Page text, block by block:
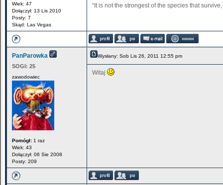
Wiek: 47
Dołączył: 13 Lis 2010
Posty: 7
Skąd: Las Vegas
“It is not the strongest of the species that
PanParowka
SOGI: 25
zawodowiec
Pomógł: 1 raz
Wiek: 43
Dołączył: 06 Sie 2008
Posty: 209
Wysłany: Sob Lis 26, 2011 12:55 pm
Witaj